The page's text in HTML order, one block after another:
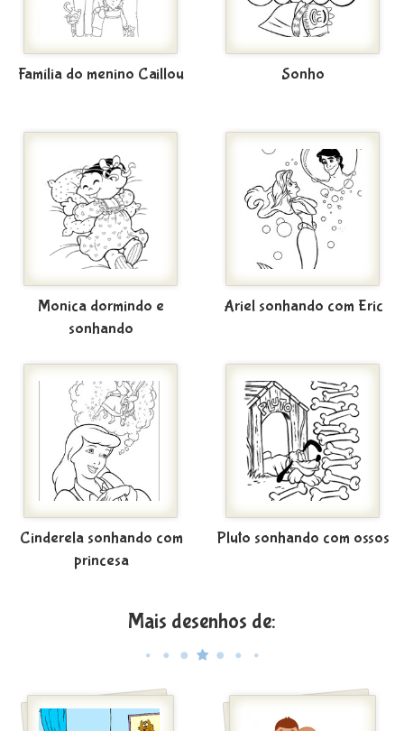
Família do menino Caillou Sonho
Monica dormindo e
sonhando
Ariel sonhando com Eric
Cinderela sonhando com
princesa
Pluto sonhando com ossos
Mais desenhos de: